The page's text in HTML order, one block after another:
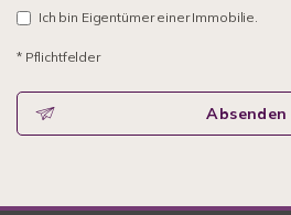
Ich bin Eigentümer einer Immobilie.
* Pflichtfelder
Absenden